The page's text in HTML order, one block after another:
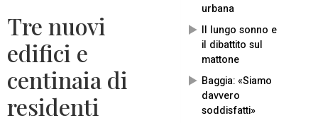
urbana
Il lungo sonno e
il dibattito sul
mattone
Baggia: «Siamo
davvero
soddisfatti»
Tre nuovi
edifici e
centinaia di
residenti